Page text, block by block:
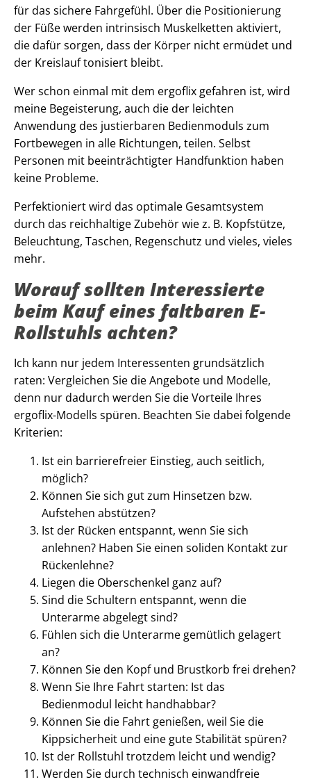
für das sichere Fahrgefühl. Über die Positionierung
der Füße werden intrinsisch Muskelketten aktiviert,
die dafür sorgen, dass der Körper nicht ermüdet und
der Kreislauf tonisiert bleibt.
Wer schon einmal mit dem ergoflix gefahren ist, wird
meine Begeisterung, auch die der leichten
Anwendung des justierbaren Bedienmoduls zum
Fortbewegen in alle Richtungen, teilen. Selbst
Personen mit beeinträchtigter Handfunktion haben
keine Probleme.
Perfektioniert wird das optimale Gesamtsystem
durch das reichhaltige Zubehör wie z. B. Kopfstütze,
Beleuchtung, Taschen, Regenschutz und vieles, vieles
mehr.
Worauf sollten Interessierte
beim Kauf eines faltbaren E-
Rollstuhls achten?
Ich kann nur jedem Interessenten grundsätzlich
raten: Vergleichen Sie die Angebote und Modelle,
denn nur dadurch werden Sie die Vorteile Ihres
ergoflix-Modells spüren. Beachten Sie dabei folgende
Kriterien:
Ist ein barrierefreier Einstieg, auch seitlich,
möglich?
Können Sie sich gut zum Hinsetzen bzw.
Aufstehen abstützen?
Ist der Rücken entspannt, wenn Sie sich
anlehnen? Haben Sie einen soliden Kontakt zur
Rückenlehne?
Liegen die Oberschenkel ganz auf?
Sind die Schultern entspannt, wenn die
Unterarme abgelegt sind?
Fühlen sich die Unterarme gemütlich gelagert
an?
Können Sie den Kopf und Brustkorb frei drehen?
Wenn Sie Ihre Fahrt starten: Ist das
Bedienmodul leicht handhabbar?
Können Sie die Fahrt genießen, weil Sie die
Kippsicherheit und eine gute Stabilität spüren?
Ist der Rollstuhl trotzdem leicht und wendig?
Werden Sie durch technisch einwandfreie